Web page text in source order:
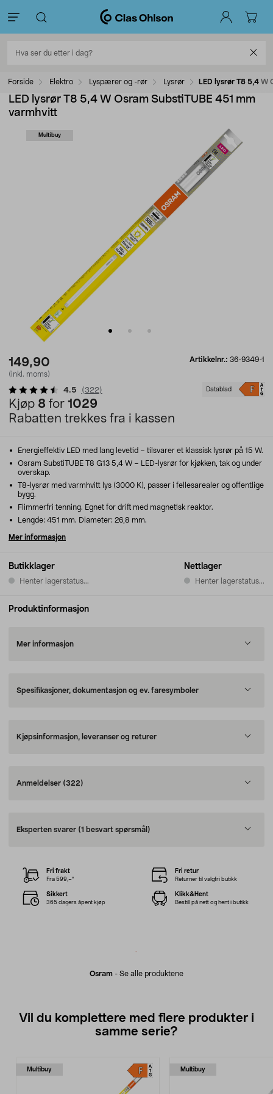
Forside Elektro Lyspærer og -rør Lysrør LED lysrør T8 5,4 W
LED lysrør T8 5,4 W Osram SubstiTUBE 451 mm
varmhvitt
Multibuy
149,90
(inkl. moms)
Artikkelnr.: 36-9349-1
Datablad
4.5 (322)
Kjøp 8 for 1029
Rabatten trekkes fra i kassen
Butikklager
Henter lagerstatus...
Nettlager
Henter lagerstatus...
Energieffektiv LED med lang levetid – tilsvarer et klassisk lysrør på 15 W.
Osram SubstiTUBE T8 G13 5,4 W – LED-lysrør for kjøkken, tak og under
overskap.
T8-lysrør med varmhvitt lys (3000 K), passer i fellesarealer og offentlige
bygg.
Flimmerfri tenning. Egnet for drift med magnetisk reaktor.
Lengde: 451 mm. Diameter: 26,8 mm.
Mer informasjon
Produktinformasjon
Mer informasjon
Spesifikasjoner, dokumentasjon og ev. faresymboler
Kjøpsinformasjon, leveranser og returer
Anmeldelser (322)
Eksperten svarer (1 besvart spørsmål)
Osram - Se alle produktene
Fri frakt
Fra 599,–*
Fri retur
Returner til valgfri butikk
Sikkert
365 dagers åpent kjøp
Klikk&Hent
Bestill på nett og hent i butikk
Vil du komplettere med flere produkter i
samme serie?
Multibuy Multibuy